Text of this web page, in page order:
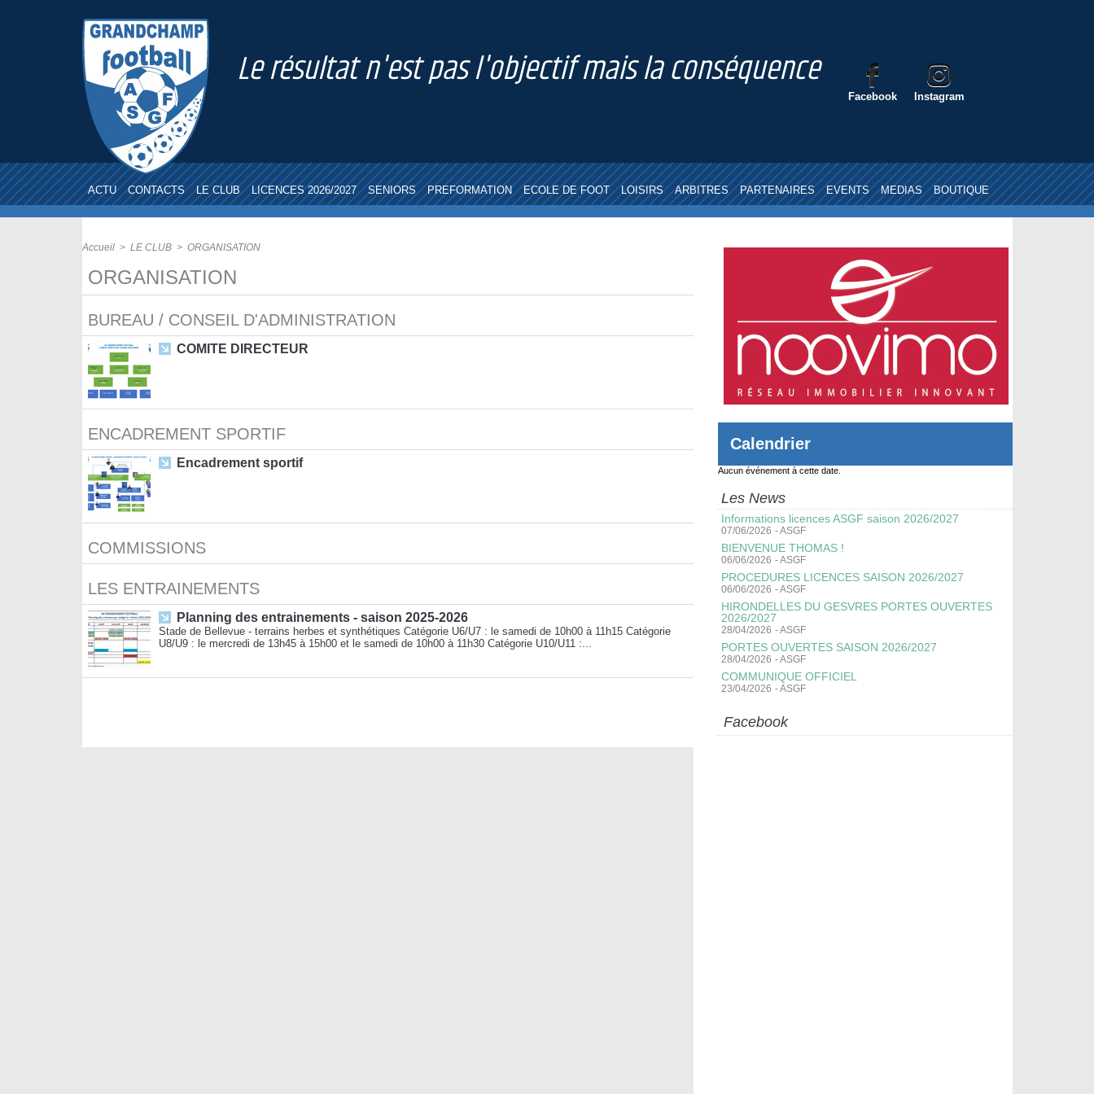
Le résultat n'est pas l'objectif mais la conséquence
Facebook Instagram
ACTU CONTACTS LE CLUB LICENCES 2026/2027 SENIORS PREFORMATION ECOLE DE FOOT LOISIRS ARBITRES PARTENAIRES EVENTS MEDIAS BOUTIQUE
Accueil > LE CLUB > ORGANISATION
ORGANISATION
BUREAU / CONSEIL D'ADMINISTRATION
COMITE DIRECTEUR
ENCADREMENT SPORTIF
Encadrement sportif
COMMISSIONS
LES ENTRAINEMENTS
Planning des entrainements - saison 2025-2026
Stade de Bellevue - terrains herbes et synthétiques Catégorie U6/U7 : le samedi de 10h00 à 11h15 Catégorie
U8/U9 : le mercredi de 13h45 à 15h00 et le samedi de 10h00 à 11h30 Catégorie U10/U11 :...
Calendrier
Aucun événement à cette date.
Les News
Informations licences ASGF saison 2026/2027
07/06/2026 -ASGF
BIENVENUE THOMAS !
06/06/2026 -ASGF
PROCEDURES LICENCES SAISON 2026/2027
06/06/2026 -ASGF
HIRONDELLES DU GESVRES PORTES OUVERTES
2026/2027
28/04/2026 -ASGF
PORTES OUVERTES SAISON 2026/2027
28/04/2026 -ASGF
COMMUNIQUE OFFICIEL
23/04/2026 -ASGF
Facebook